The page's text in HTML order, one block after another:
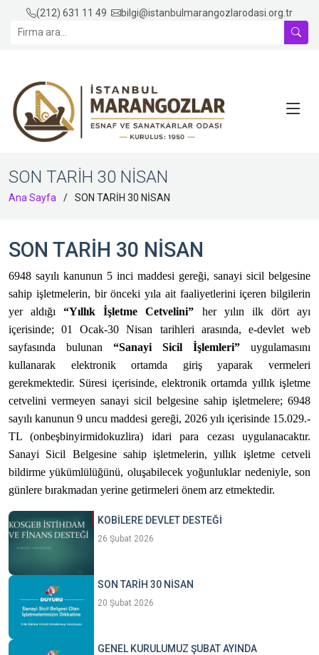
(212) 631 11 49 bilgi@istanbulmarangozlarodasi.org.tr
SON TARİH 30 NİSAN
Ana Sayfa SON TARİH 30 NİSAN
SON TARİH 30 NİSAN
6948 sayılı kanunun 5 inci maddesi gereği, sanayi sicil belgesine
sahip işletmelerin, bir önceki yıla ait faaliyetlerini içeren bilgilerin
yer aldığı“Yıllık İşletme Cetvelini” her yılın ilk dört ayı
içerisinde; 01 Ocak-30 Nisan tarihleri arasında, e-devlet web
sayfasında bulunan “Sanayi Sicil İşlemleri” uygulamasını
kullanarak elektronik ortamda giriş yaparak vermeleri
gerekmektedir. Süresi içerisinde, elektronik ortamda yıllık işletme
cetvelini vermeyen sanayi sicil belgesine sahip işletmelere; 6948
sayılı kanunun 9 uncu maddesi gereği, 2026 yılı içerisinde 15.029.-
TL (onbeşbinyirmidokuzlira)
idari para cezası uygulanacaktır.
Sanayi Sicil Belgesine sahip işletmelerin, yıllık işletme cetveli
bildirme yükümlülüğünü, oluşabilecek yoğunluklar nedeniyle, son
günlere bırakmadan yerine getirmeleri önem arz etmektedir.
KOBİLERE DEVLET DESTEĞİ
26 Şubat 2026
SON TARİH 30 NİSAN
20 Şubat 2026
GENEL KURULUMUZ ŞUBAT AYINDA